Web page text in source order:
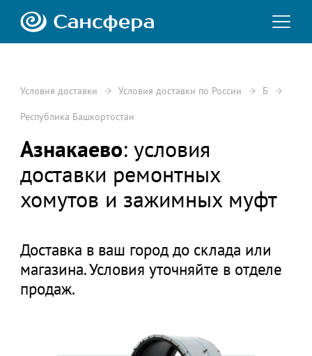
Условия доставки Условия доставки по России Б
Республика Башкортостан
Азнакаево: условия
доставки ремонтных
хомутов и зажимных муфт
Доставка в ваш город до склада или
магазина. Условия уточняйте в отделе
продаж.